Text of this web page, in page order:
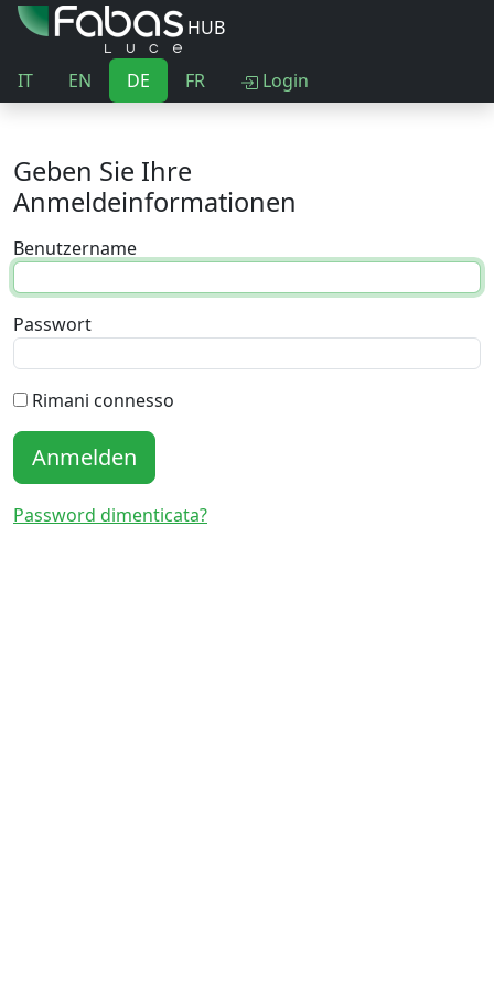
HUB
IT EN DE FR Login
Geben Sie Ihre
Anmeldeinformationen
Benutzername
Passwort
Rimani connesso
Anmelden
Password dimenticata?